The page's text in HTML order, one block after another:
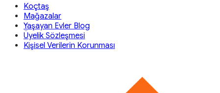
Koçtaş
Mağazalar
Yaşayan Evler Blog
Üyelik Sözleşmesi
Kişisel Verilerin Korunması